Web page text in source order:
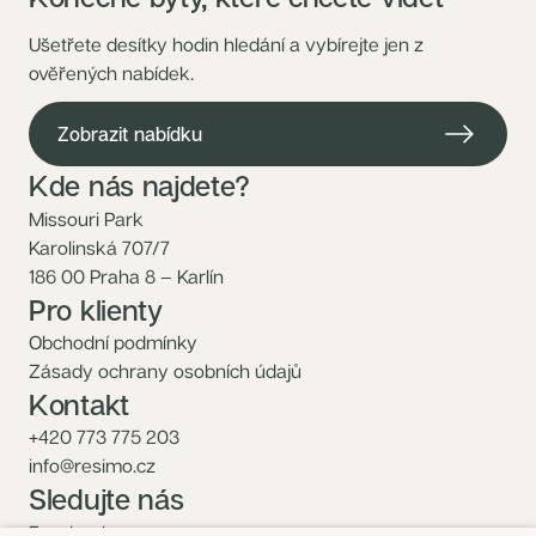
Ušetřete desítky hodin hledání a vybírejte jen z
ověřených nabídek.
Zobrazit nabídku
Kde nás najdete?
Missouri Park
Karolinská 707/7
186 00 Praha 8 – Karlín
Pro klienty
Obchodní podmínky
Zásady ochrany osobních údajů
Kontakt
+420 773 775 203
info@resimo.cz
Sledujte nás